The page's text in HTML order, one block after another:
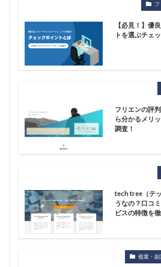
【必見！】優
トを選ぶチェ
フリエンの評
ら分かるメリ
調査！
tech tree（テ
うなの？口コ
ビスの特徴を
複業・副